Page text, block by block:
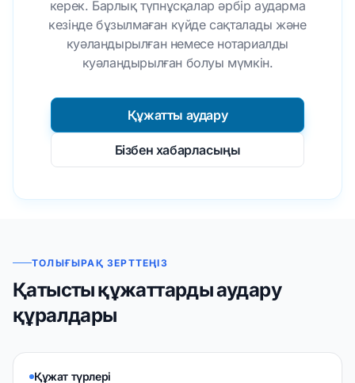
керек. Барлық түпнұсқалар әрбір аударма
кезінде бұзылмаған күйде сақталады және
куәландырылған немесе нотариалды
куәландырылған болуы мүмкін.
Құжатты аудару
Бізбен хабарласыңы
ТОЛЫҒЫРАҚ ЗЕРТТЕҢІЗ
Қатысты құжаттарды аудару
құралдары
Құжат түрлері